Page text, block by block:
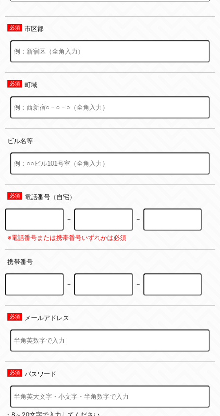
市区郡
町域
ビル名等
電話番号（自宅）
－ －
※電話番号または携帯番号いずれかは必須
携帯番号
－ －
メールアドレス
パスワード
・8～20文字で入力してください。